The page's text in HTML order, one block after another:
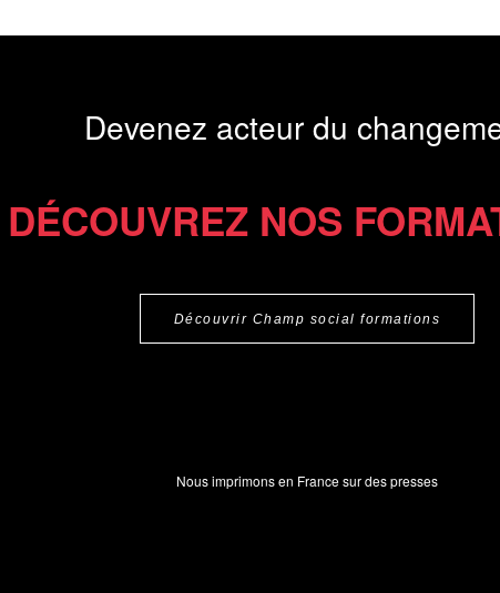
Devenez acteur du
DÉCOUVREZ NOS
Découvrir Champ social formations
Nous imprimons en France sur des presses